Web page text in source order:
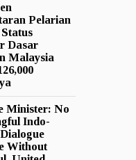
Pelarian
Dasar
Malaysia
Minister: No
Indo-
Without